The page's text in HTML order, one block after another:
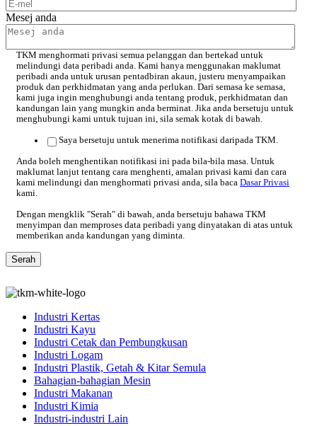
Mesej anda
TKM menghormati privasi semua pelanggan dan bertekad untuk
melindungi data peribadi anda. Kami hanya menggunakan maklumat
peribadi anda untuk urusan pentadbiran akaun, justeru menyampaikan
produk dan perkhidmatan yang anda perlukan. Dari semasa ke semasa,
kami juga ingin menghubungi anda tentang produk, perkhidmatan dan
kandungan lain yang mungkin anda berminat. Jika anda bersetuju untuk
menghubungi kami untuk tujuan ini, sila semak kotak di bawah.
Saya bersetuju untuk menerima notifikasi daripada TKM.
Anda boleh menghentikan notifikasi ini pada bila-bila masa. Untuk
maklumat lanjut tentang cara menghenti, amalan privasi kami dan cara
kami melindungi dan menghormati privasi anda, sila baca Dasar Privasi
kami.
Dengan mengklik "Serah" di bawah, anda bersetuju bahawa TKM
menyimpan dan memproses data peribadi yang dinyatakan di atas untuk
memberikan anda kandungan yang diminta.
Industri Kertas
Industri Kayu
Industri Cetak dan Pembungkusan
Industri Logam
Industri Plastik, Getah & Kitar Semula
Bahagian-bahagian Mesin
Industri Makanan
Industri Kimia
Industri-industri Lain